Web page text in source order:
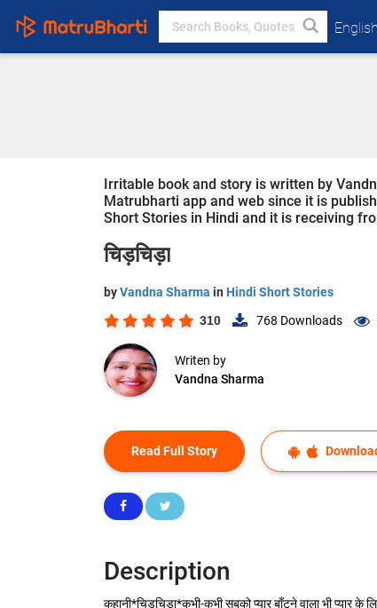
English
Irritable book and story is written by
Matrubharti app and web since it is
Short Stories in Hindi and it is receiving
चिड़चिड़ा
byVandna Sharma in Hindi Short Stories
310 768 Downloads
Writen by
Vandna Sharma
Read Full Story
Description
कहानी*चिड़चिड़ा*कभी-कभी सबको प्यार बाँटने वाला भी प्यार